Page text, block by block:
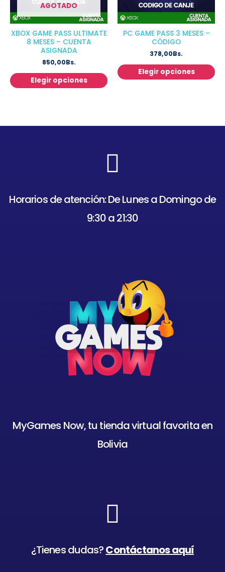
AGOTADO
XBOX GAME PASS ULTIMATE
8 MESES – CUENTA
ASIGNADA
850,00Bs.
Elegir opciones
PC GAME PASS 3 MESES –
CÓDIGO
378,00Bs.
Elegir opciones
Horarios de atención: De Lunes a Domingo de
9:30 a 21:30
MyGames Now, tu tienda virtual favorita en
Bolivia
¿Tienes dudas?Contáctanos aquí